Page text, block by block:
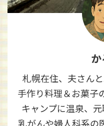
札幌在住、夫さん
手作り料理＆お菓子
キャンプに温泉、元
乳がんや婦人科系